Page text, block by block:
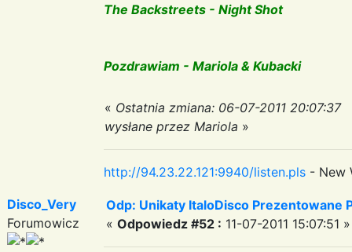
The Backstreets - Night Shot
Pozdrawiam - Mariola & Kubacki
« Ostatnia zmiana: 06-07-2011 20:07:37
wysłane przez Mariola »
http://94.23.22.121:9940/listen.pls - New
Disco_Very
Forumowicz
Odp: Unikaty ItaloDisco Prezentowane
« Odpowiedz #52 : 11-07-2011 15:07:51 »